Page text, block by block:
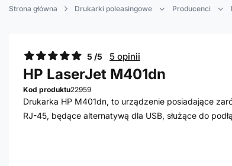
Strona główna Drukarki poleasingowe Producenci
5 /5 5 opinii
HP LaserJet M401dn
Kod produktu22959
Drukarka HP M401dn, to urządzenie posiadające
RJ-45, będące alternatywą dla USB, służące do